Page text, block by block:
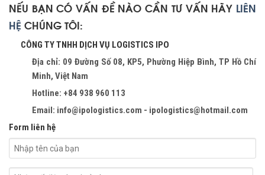
NẾU BẠN CÓ VẤN ĐỀ NÀO CẦN TƯ VẤN HÃY LIÊN
HỆ CHÚNG TÔI:
CÔNG TY TNHH DỊCH VỤ LOGISTICS IPO
Địa chỉ: 09 Đường Số 08, KP5, Phường Hiệp Bình, TP Hồ Chí
Minh, Việt Nam
Hotline: +84 938 960 113
Email: info@ipologistics.com - ipologistics@hotmail.com
Form liên hệ